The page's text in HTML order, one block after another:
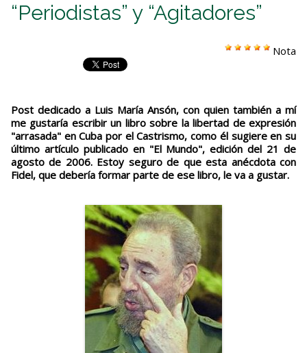
“Periodistas” y “Agitadores”
Nota
Post dedicado a Luis María Ansón, con quien también a mí
me gustaría escribir un libro sobre la libertad de expresión
"arrasada" en Cuba por el Castrismo, como él sugiere en su
último artículo publicado en "El Mundo", edición del 21 de
agosto de 2006. Estoy seguro de que esta anécdota con
Fidel, que debería formar parte de ese libro, le va a gustar.